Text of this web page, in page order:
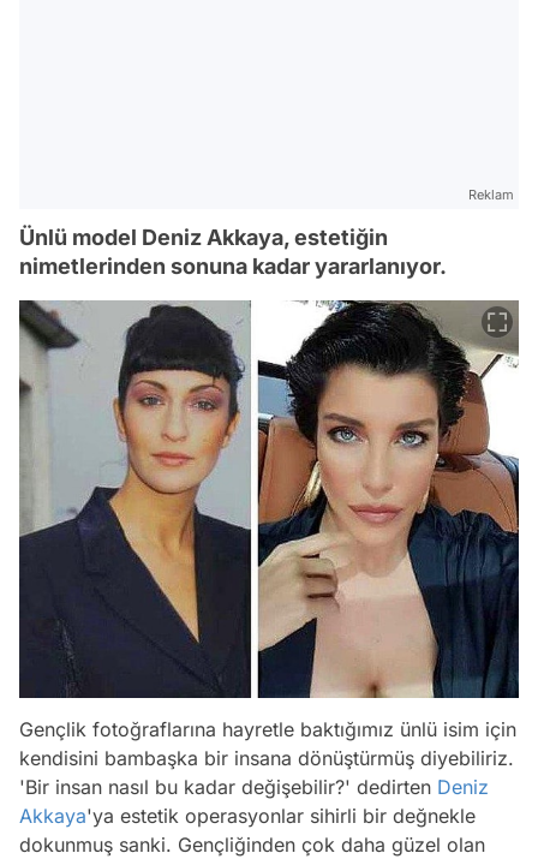
Reklam
Ünlü model Deniz Akkaya, estetiğin
nimetlerinden sonuna kadar yararlanıyor.
Gençlik fotoğraflarına hayretle baktığımız ünlü isim için
kendisini bambaşka bir insana dönüştürmüş diyebiliriz.
'Bir insan nasıl bu kadar değişebilir?' dedirten Deniz
Akkaya'ya estetik operasyonlar sihirli bir değnekle
dokunmuş sanki. Gençliğinden çok daha güzel olan